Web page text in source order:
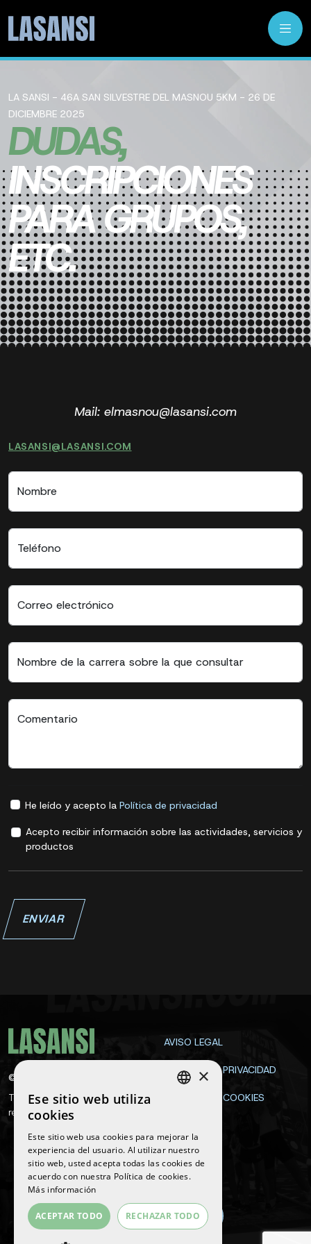
LA SANSI - 46A SAN SILVESTRE DEL MASNOU 5KM - 26 DE
DICIEMBRE 2025
DUDAS,
INSCRIPCIONES
PARA GRUPOS,
ETC.
Mail: elmasnou@lasansi.com
LASANSI@LASANSI.COM
Nombre
Teléfono
Correo electrónico
Nombre de la carrera sobre la que consultar
Comentario
He leído y acepto la Política de privacidad
Acepto recibir información sobre las actividades, servicios y
productos
ENVIAR
©
Todos los derechos
reservados
AVISO LEGAL
POLÍTICA DE PRIVACIDAD
POLÍTICA DE COOKIES
Síguenos
CATALAN
×
Ese sitio web utiliza
cookies
Este sitio web usa cookies para mejorar la
experiencia del usuario. Al utilizar nuestro
sitio web, usted acepta todas las cookies de
acuerdo con nuestra Política de cookies.
Más información
ACEPTAR TODO RECHAZAR TODO